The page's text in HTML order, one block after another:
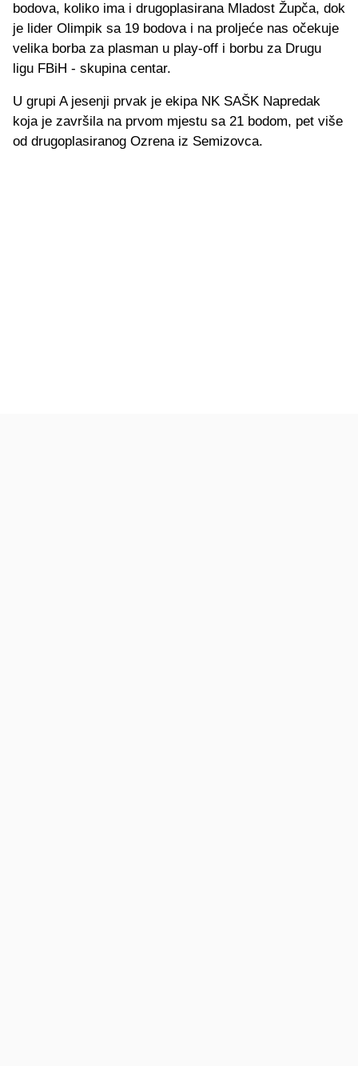
bodova, koliko ima i drugoplasirana Mladost Župča, dok
je lider Olimpik sa 19 bodova i na proljeće nas očekuje
velika borba za plasman u play-off i borbu za Drugu
ligu FBiH - skupina centar.
U grupi A jesenji prvak je ekipa NK SAŠK Napredak
koja je završila na prvom mjestu sa 21 bodom, pet više
od drugoplasiranog Ozrena iz Semizovca.